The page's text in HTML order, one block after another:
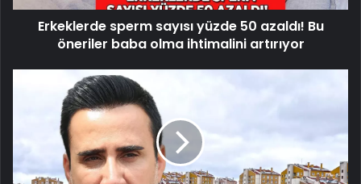
baba
Erkeklerde sperm sayısı yüzde 50 azaldı! Bu
öneriler baba olma ihtimalini artırıyor
gayrimenkule
sahip